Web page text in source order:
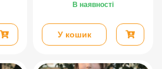
В наявності
У кошик